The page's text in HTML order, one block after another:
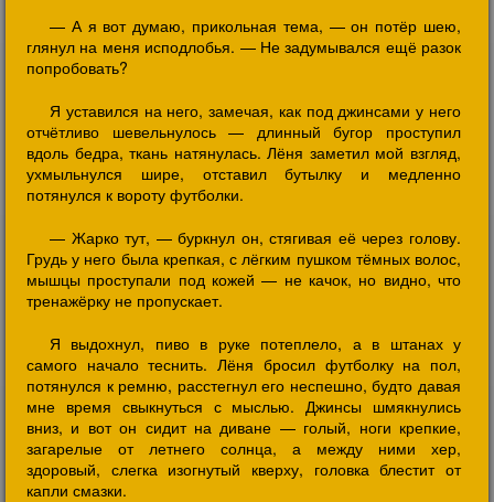
— А я вот думаю, прикольная тема, — он потёр шею,
глянул на меня исподлобья. — Не задумывался ещё разок
попробовать?
Я уставился на него, замечая, как под джинсами у него
отчётливо шевельнулось — длинный бугор проступил
вдоль бедра, ткань натянулась. Лёня заметил мой взгляд,
ухмыльнулся шире, отставил бутылку и медленно
потянулся к вороту футболки.
— Жарко тут, — буркнул он, стягивая её через голову.
Грудь у него была крепкая, с лёгким пушком тёмных волос,
мышцы проступали под кожей — не качок, но видно, что
тренажёрку не пропускает.
Я выдохнул, пиво в руке потеплело, а в штанах у
самого начало теснить. Лёня бросил футболку на пол,
потянулся к ремню, расстегнул его неспешно, будто давая
мне время свыкнуться с мыслью. Джинсы шмякнулись
вниз, и вот он сидит на диване — голый, ноги крепкие,
загарелые от летнего солнца, а между ними хер,
здоровый, слегка изогнутый кверху, головка блестит от
капли смазки.